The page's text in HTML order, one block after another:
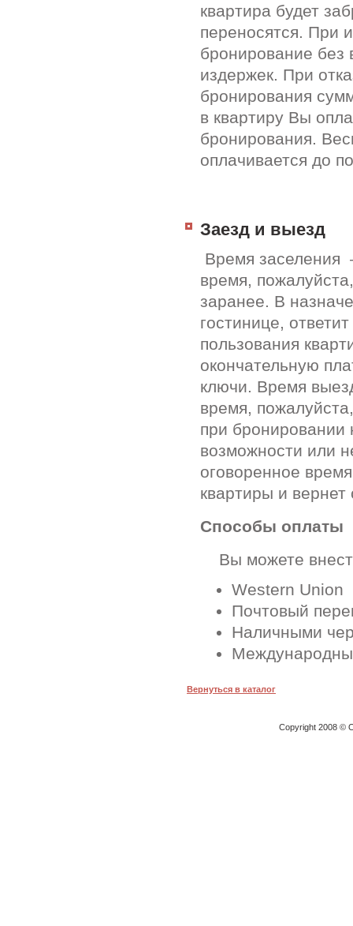
квартира будет
переносятся. При
бронирование без
издержек. При
бронирования
в квартиру Вы
бронирования.
оплачивается до
Заезд и выезд
Время заселения
время,
заранее. В
гостинице,
пользования
окончательную
ключи. Время
время,
при
возможности или
оговоренное
квартиры и вернет
Способы оплаты
Вы можете
Western Union
Почтовый
Наличными
Вернуться в каталог
Copyright 2008 ©